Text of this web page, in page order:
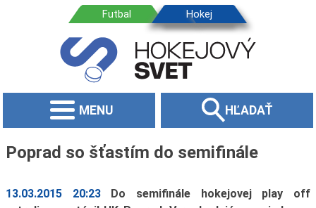
MENU HĽADAŤ
Poprad so šťastím do semifinále
13.03.2015 20:23
Do semifinále hokejovej play off